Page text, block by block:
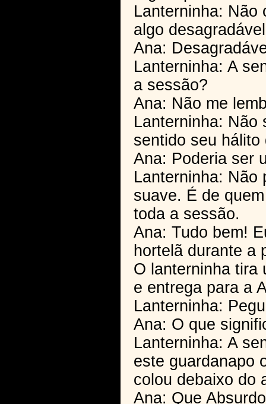
Lanterninha: Não
algo
Ana:
Lanterninha: A
a sessão?
Ana: Não me
Lanterninha: Não
sentido seu hálito
Ana: Poderia ser
Lanterninha: Não
suave. É de
toda a sessão.
Ana: Tudo bem!
hortelã durante a
O lanterninha tira
e entrega para a
Lanterninha:
Ana: O que
Lanterninha: A
este guardanapo
colou debaixo do
Ana: Que